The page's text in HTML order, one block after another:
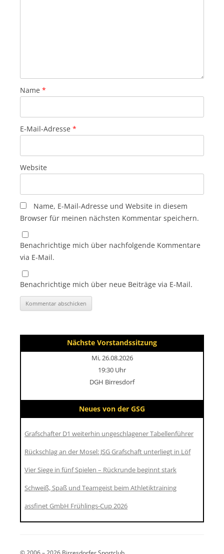
Name *
E-Mail-Adresse *
Website
Name, E-Mail-Adresse und Website in diesem
Browser für meinen nächsten Kommentar speichern.
Benachrichtige mich über nachfolgende Kommentare
via E-Mail.
Benachrichtige mich über neue Beiträge via E-Mail.
Nächste Vorstandssitzung
Mi, 26.08.2026
19:30 Uhr
DGH Birresdorf
Neues von der GSG
Grafschafter D1 weiterhin ungeschlagener Tabellenführer
Rückschlag an der Mosel: JSG Grafschaft unterliegt in Löf
Vier Siege in fünf Spielen – Rückrunde beginnt stark
Schweiß, Spaß und Teamgeist beim Athletiktraining
assfinet GmbH Frühlings-Cup 2026